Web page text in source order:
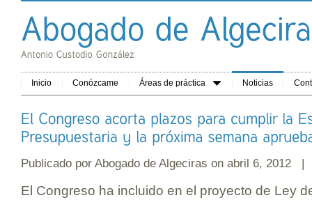
Inicio Conózcame Áreas de práctica Noticias
Publicado por Abogado de Algeciras on abril 6, 2012 |
El Congreso ha incluido en el proyecto de Ley